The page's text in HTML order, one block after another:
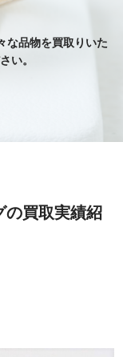
な品物を買取りいた
い。
買取実績紹